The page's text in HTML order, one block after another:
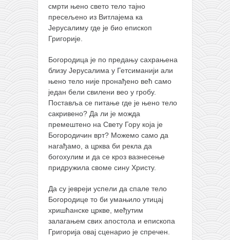
смрти њено свето тело тајно
пресељено из Витлајема ка
Јерусалиму где је био епископ
Григорије.
Богородица је по предању сахрањена
близу Јерусалима у Гетсиманији али
њено тело није пронађено већ само
један бели свилени вео у гробу.
Поставља се питање где је њено тело
сакривено? Да ли је можда
премештено на Свету Гору која је
Богородичин врт? Можемо само да
нагађамо, а црква би рекла да
богохулим и да се кроз вазнесење
придружила своме сину Христу.
Да су јевреји успели да спале тело
Богородице то би умањило утицај
хришћанске цркве, међутим
залагањем свих апостола и епископа
Григорија овај сценарио је спречен.